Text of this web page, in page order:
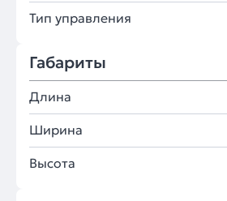
Тип управления
Габариты
Длина
Ширина
Высота